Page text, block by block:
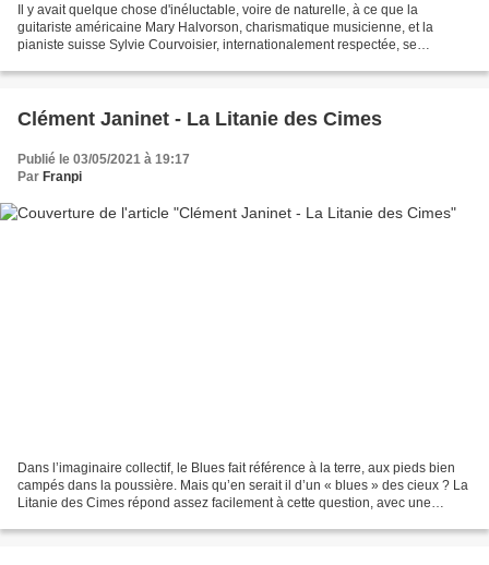
Il y avait quelque chose d'inéluctable, voire de naturelle, à ce que la
guitariste américaine Mary Halvorson, charismatique musicienne, et la
pianiste suisse Sylvie Courvoisier, internationalement respectée, se
Clément Janinet - La Litanie des Cimes
Publié le 03/05/2021 à 19:17
Par Franpi
Dans l’imaginaire collectif, le Blues fait référence à la terre, aux pieds bien
campés dans la poussière. Mais qu’en serait il d’un « blues » des cieux ? La
Litanie des Cimes répond assez facilement à cette question, avec une